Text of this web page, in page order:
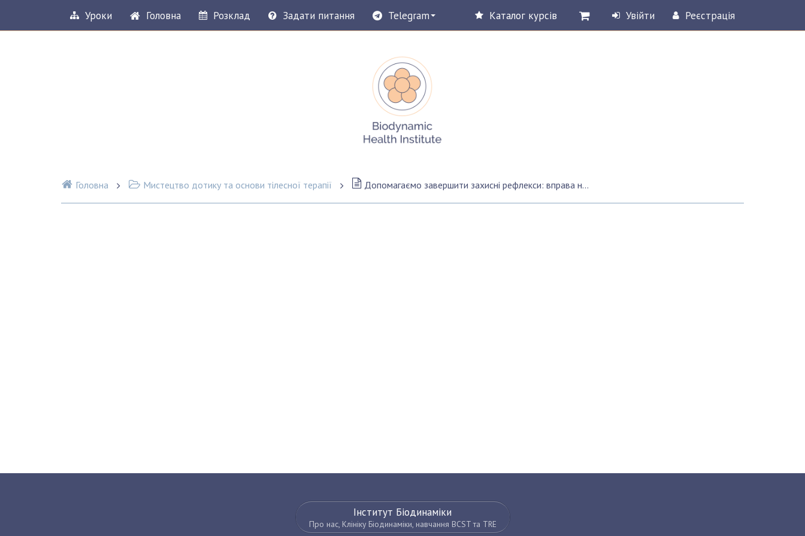
Уроки Головна Розклад Задати питання Telegram Каталог курсів Увійти Реєстрація
Головна Мистецтво дотику та основи тілесної терапії Допомагаємо завершити захисні рефлекси: вправа на дотик з супротивом
Інститут Біодинаміки
Про нас, Клініку Біодинаміки, навчання BCST та TRE